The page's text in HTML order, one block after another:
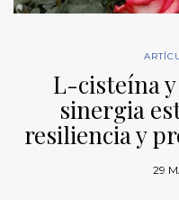
L-cisteína
sinergia
resiliencia y
29